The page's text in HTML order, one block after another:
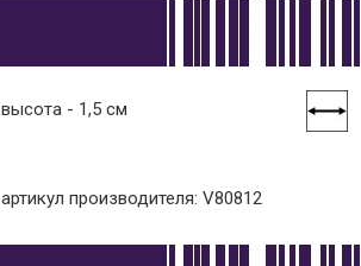
высота - 1,5 см
артикул производителя: V80812